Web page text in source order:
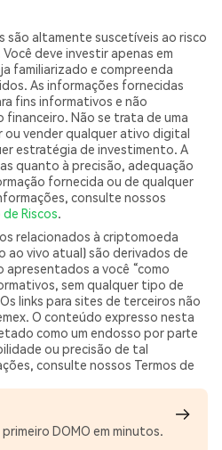
são altamente suscetíveis ao risco
deve investir apenas em
familiarizado e compreenda
As informações fornecidas
fins informativos e não
Não se trata de uma
ou vender qualquer ativo digital
estratégia de investimento. A
quanto à precisão, adequação
fornecida ou de qualquer
consulte nossos
Riscos.
relacionados à criptomoeda
ao vivo atual) são derivados de
a você “como
sem qualquer tipo de
links para sites de terceiros não
O conteúdo expresso nesta
como um endosso por parte
ou precisão de tal
consulte nossos Termos de
DOMO em minutos.